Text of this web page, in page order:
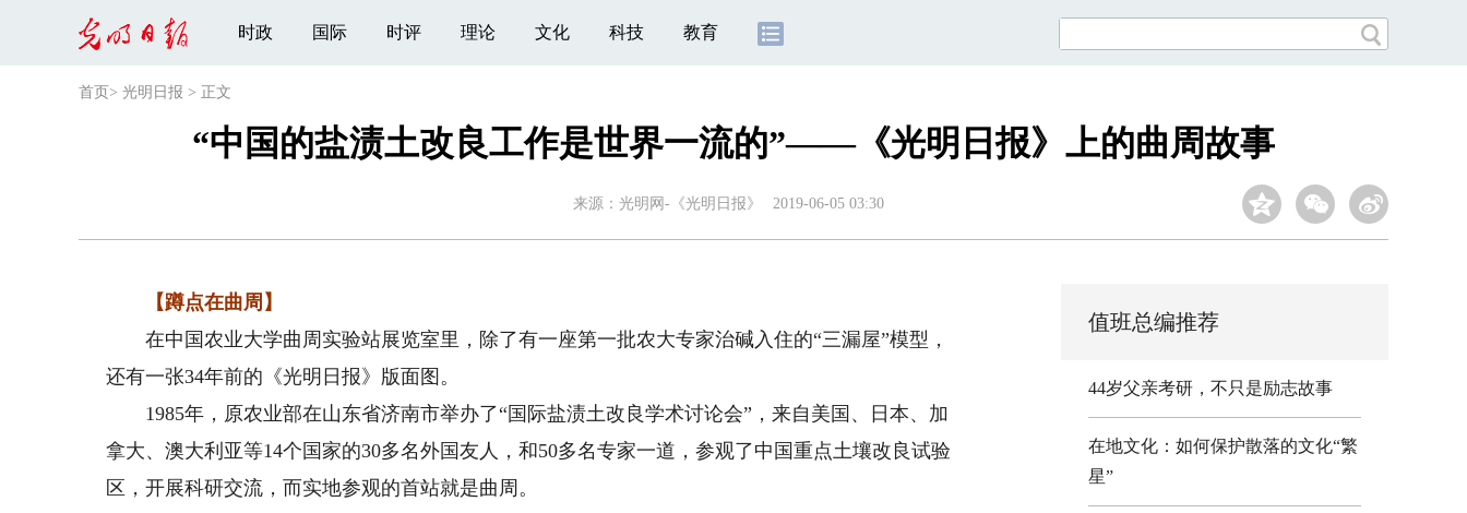
时政 国际 时评 理论 文化 科技 教育
首页 > 光明日报 > 正文
“中国的盐渍土改良工作是世界一流的”——《光明日报》上的曲周故事
来源： 光明网-《光明日报》 2019-06-05 03:30
【蹲点在曲周】
在中国农业大学曲周实验站展览室里，除了有一座第一批农大专家治碱入住的“三漏屋”模型，
还有一张34年前的《光明日报》版面图。
1985年，原农业部在山东省济南市举办了“国际盐渍土改良学术讨论会”，来自美国、日本、加
拿大、澳大利亚等14个国家的30多名外国友人，和50多名专家一道，参观了中国重点土壤改良试验
区，开展科研交流，而实地参观的首站就是曲周。
值班总编推荐
44岁父亲考研，不只是励志故事
在地文化：如何保护散落的文化“繁
星”